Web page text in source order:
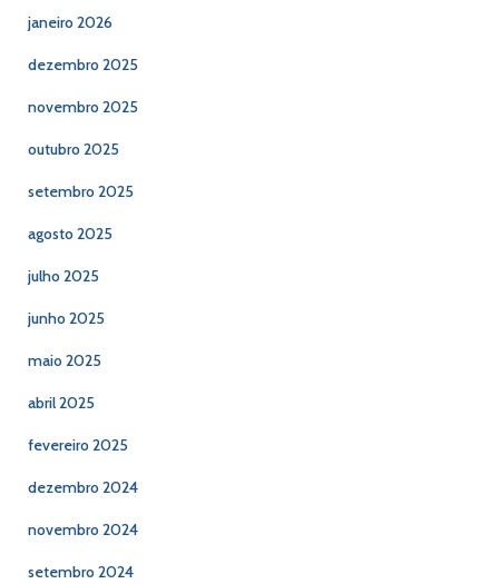
janeiro 2026
dezembro 2025
novembro 2025
outubro 2025
setembro 2025
agosto 2025
julho 2025
junho 2025
maio 2025
abril 2025
fevereiro 2025
dezembro 2024
novembro 2024
setembro 2024